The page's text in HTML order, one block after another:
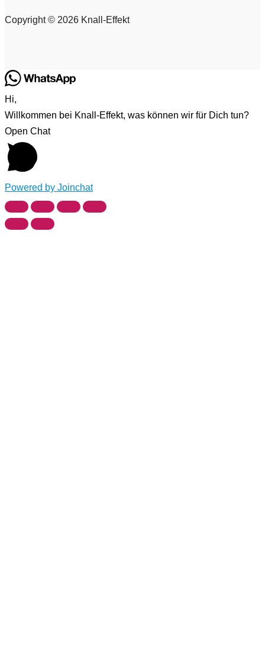
Copyright © 2026 Knall-Effekt
Hi,
Willkommen bei Knall-Effekt, was können wir für Dich tun?
Open Chat
Powered by Joinchat